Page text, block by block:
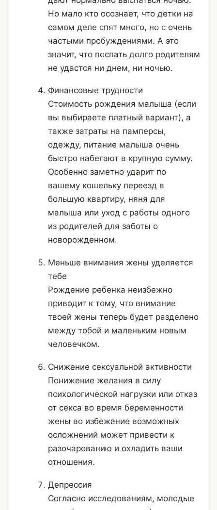
Но мало кто осознает, что детки на
самом деле спят много, но с очень
частыми пробуждениями. А это
значит, что поспать долго родителям
не удастся ни днем, ни ночью.
Финансовые трудности
Стоимость рождения малыша (если
вы выбираете платный вариант), а
также затраты на памперсы,
одежду, питание малыша очень
быстро набегают в крупную сумму.
Особенно заметно ударит по
вашему кошельку переезд в
большую квартиру, няня для
малыша или уход с работы одного
из родителей для заботы о
новорожденном.
Меньше внимания жены уделяется
тебе
Рождение ребенка неизбежно
приводит к тому, что внимание
твоей жены теперь будет разделено
между тобой и маленьким новым
человечком.
Снижение сексуальной активности
Понижение желания в силу
психологической нагрузки или отказ
от секса во время беременности
жены во избежание возможных
осложнений может привести к
разочарованию и охладить ваши
отношения.
Депрессия
Согласно исследованиям, молодые